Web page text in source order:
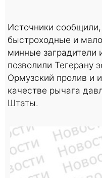
Источники
быстроходные и
минные заградители
позволили Тегерану
Ормузский пролив и
качестве рычага
Штаты.